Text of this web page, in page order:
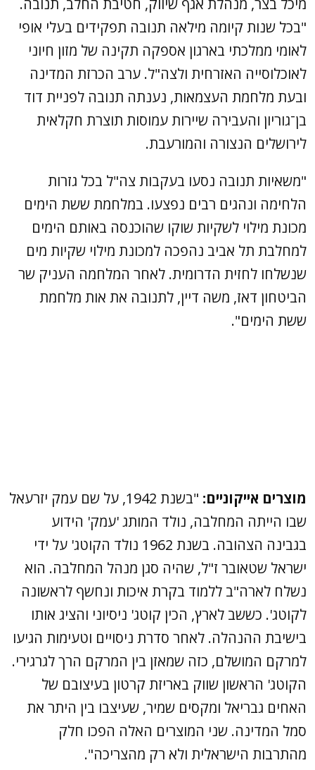
מיכל בצר, מנהלת אגף שיווק, חטיבת החלב, תנובה.
"בכל שנות קיומה מילאה תנובה תפקידים בעלי אופי
לאומי ממלכתי בארגון אספקה תקינה של מזון חיוני
לאוכלוסייה האזרחית ולצה"ל. ערב הכרזת המדינה
ובעת מלחמת העצמאות, נענתה תנובה לפניית דוד
בן־גוריון והעבירה שיירות עמוסות תוצרת חקלאית
לירושלים הנצורה והמורעבת.
"משאיות תנובה נסעו בעקבות צה"ל בכל גזרות
הלחימה ונהגים רבים נפצעו. במלחמת ששת הימים
מכונת מילוי לשקיות שוקו שהוכנסה באותם הימים
למחלבת תל אביב נהפכה למכונת מילוי שקיות מים
שנשלחו לחזית הדרומית. לאחר המלחמה העניק שר
הביטחון דאז, משה דיין, לתנובה את אות מלחמת
ששת הימים".
מוצרים אייקוניים:
"בשנת 1942, על שם עמק יזרעאל
שבו הייתה המחלבה, נולד המותג 'עמק' הידוע
בגבינה הצהובה. בשנת 1962 נולד הקוטג' על ידי
ישראל שטאובר ז"ל, שהיה סגן מנהל המחלבה. הוא
נשלח לארה"ב ללמוד בקרת איכות ונחשף לראשונה
לקוטג'. כששב לארץ, הכין קוטג' ניסיוני והציג אותו
בישיבת ההנהלה. לאחר סדרת ניסויים וטעימות הגיעו
למרקם המושלם, כזה שמאזן בין המרקם הרך לגרגירי.
הקוטג' הראשון שווק באריזת קרטון בעיצובם של
האחים גבריאל ומקסים שמיר, שעיצבו בין היתר את
סמל המדינה. שני המוצרים האלה הפכו חלק
מהתרבות הישראלית ולא רק מהצריכה".